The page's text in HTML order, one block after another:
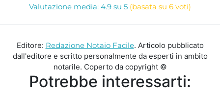
Valutazione media: 4.9 su 5 (basata su 6 voti)
Editore: Redazione Notaio Facile. Articolo pubblicato
dall'editore e scritto personalmente da esperti in ambito
notarile. Coperto da copyright ©
Potrebbe interessarti: